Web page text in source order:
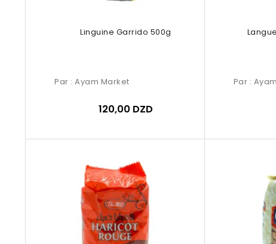
Linguine Garrido 500g
Par : Ayam Market
120,00 DZD
Par :